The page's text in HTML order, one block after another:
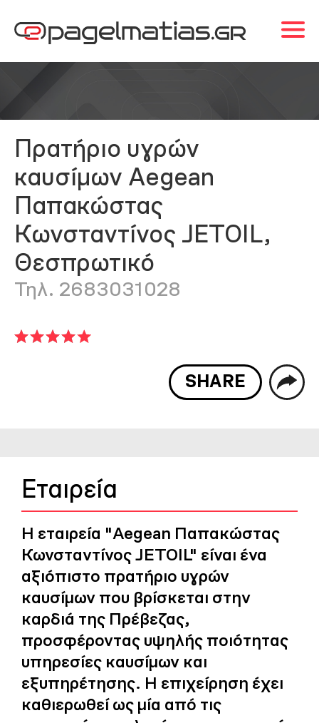
Πρατήριο υγρών
καυσίμων Aegean
Παπακώστας
Κωνσταντίνος JETOIL,
Θεσπρωτικό
Τηλ. 2683031028
SHARE
Εταιρεία
Η εταιρεία "Aegean Παπακώστας
Κωνσταντίνος JETOIL" είναι ένα
αξιόπιστο πρατήριο υγρών
καυσίμων που βρίσκεται στην
καρδιά της Πρέβεζας,
προσφέροντας υψηλής ποιότητας
υπηρεσίες καυσίμων και
εξυπηρέτησης. Η επιχείρηση έχει
καθιερωθεί ως μία από τις